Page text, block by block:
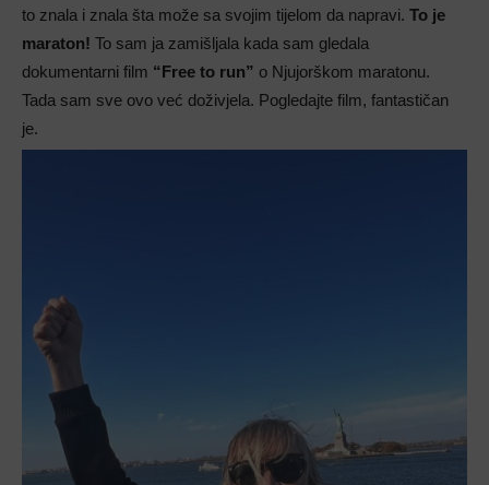
to znala i znala šta može sa svojim tijelom da napravi. To je
maraton! To sam ja zamišljala kada sam gledala
dokumentarni film “Free to run” o Njujorškom maratonu.
Tada sam sve ovo već doživjela. Pogledajte film, fantastičan
je.